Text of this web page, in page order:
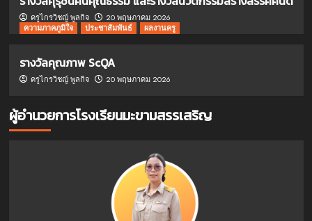
ครูไกรวิชญ์ พูลกิจ
20 พฤษภาคม 2026
ความภาคภูมิใจ
ประชาสัมพันธ์ ผลงานครู
รางวัลคุณภาพ ScQA
ครูไกรวิชญ์ พูลกิจ 20 พฤษภาคม 2026
ผู้อำนวยการโรงเรียนมะขามสรรเสริญ